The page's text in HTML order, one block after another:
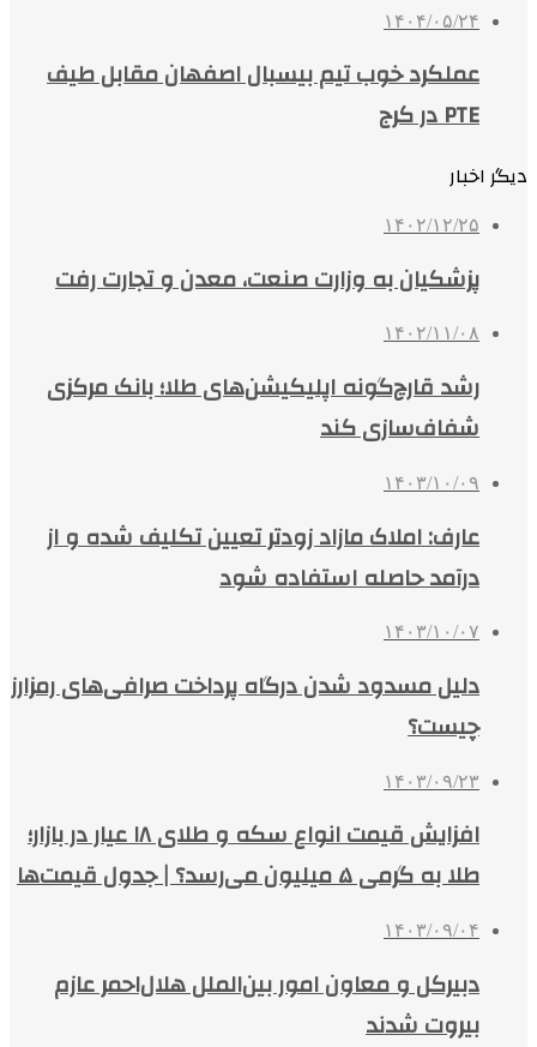
۱۴۰۴/۰۵/۲۴
عملکرد خوب تیم بیسبال اصفهان مقابل طیف
PTE در کرج
دیگر اخبار
۱۴۰۲/۱۲/۲۵
پزشکیان به وزارت صنعت، معدن و تجارت رفت
۱۴۰۲/۱۱/۰۸
رشد قارچ‌گونه اپلیکیشن‌های طلا؛ بانک مرکزی
شفاف‌سازی کند
۱۴۰۳/۱۰/۰۹
عارف: املاک مازاد زودتر تعیین تکلیف شده و از
درآمد حاصله استفاده شود
۱۴۰۳/۱۰/۰۷
دلیل مسدود شدن درگاه پرداخت صرافی‌های رمزارز
چیست؟
۱۴۰۳/۰۹/۲۳
افزایش قیمت انواع سکه و طلای ۱۸ عیار در بازار؛
طلا به گرمی ۵ میلیون می‌رسد؟ | جدول قیمت‌ها
۱۴۰۳/۰۹/۰۴
دبیرکل و معاون امور بین‌الملل هلال‌احمر عازم
بیروت شدند